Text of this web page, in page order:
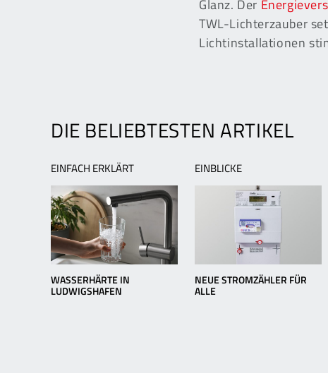
Glanz. Der
TWL-Lichterzauber
Lichtinstallationen
DIE BELIEBTESTEN ARTIKEL
EINFACH ERKLÄRT
WASSERHÄRTE IN
LUDWIGSHAFEN
EINBLICKE
NEUE STROMZÄHLER FÜR
ALLE